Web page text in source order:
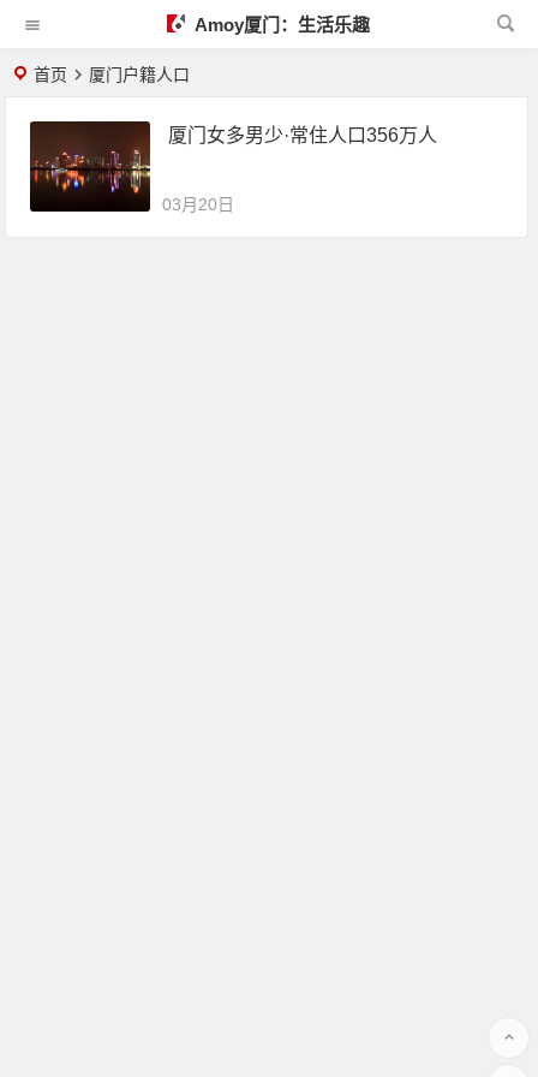
Amoy厦门：生活乐趣
首页 厦门户籍人口
厦门女多男少·常住人口356万人
03月20日